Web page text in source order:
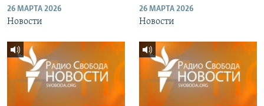
26 МАРТА 2026
Новости
26 МАРТА 2026
Новости